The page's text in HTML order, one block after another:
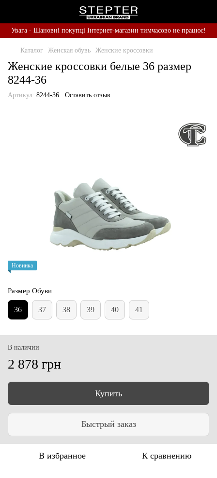
Увага - Шановні покупці Інтернет-магазин тимчасово не працює!
Каталог Женская обувь Женские кроссовки
Женские кроссовки белые 36 размер
8244-36
Артикул: 8244-36 Оставить отзыв
Новинка
Размер Обуви
36 37 38 39 40 41
В наличии
2 878 грн
Купить
Быстрый заказ
В избранное К сравнению